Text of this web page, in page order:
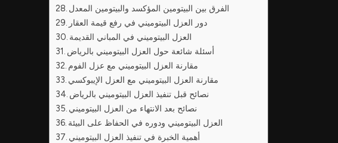
الفرق بين البيتومين المؤكسد والبيتومين المعدل
دور العزل البيتوميني في رفع قيمة العقار
العزل البيتوميني في المباني القديمة
أسئلة شائعة حول العزل البيتوميني بالرياض
مقارنة العزل البيتوميني مع عزل الفوم
مقارنة العزل البيتوميني مع العزل الإيبوكسي
نصائح قبل تنفيذ العزل البيتوميني بالرياض
نصائح بعد الانتهاء من العزل البيتوميني
العزل البيتوميني ودوره في الحفاظ على البيئة
أهمية الخبرة في تنفيذ العزل البيتوميني